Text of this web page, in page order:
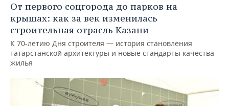
От первого соцгорода до парков на
крышах: как за век изменилась
строительная отрасль Казани
К 70-летию Дня строителя — история становления
татарстанской архитектуры и новые стандарты качества
жилья